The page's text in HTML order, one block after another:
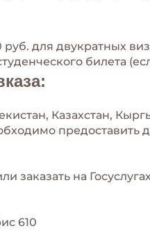
для двукратных
билета
Казахстан,
предоставить
на
610